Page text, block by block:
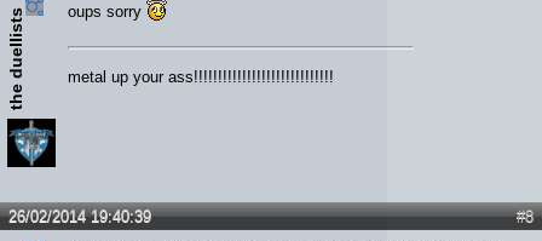
the duellists oups sorry
metal up your ass!!!!!!!!!!!!!!!!!!!!!!!!!!!!!
#8
26/02/2014 19:40:39